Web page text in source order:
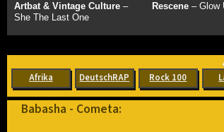
Artbat & Vintage Culture–
She The Last One
Rescene– Glow
Afrika DeutschRAP Rock 100
Babasha - Cometa: